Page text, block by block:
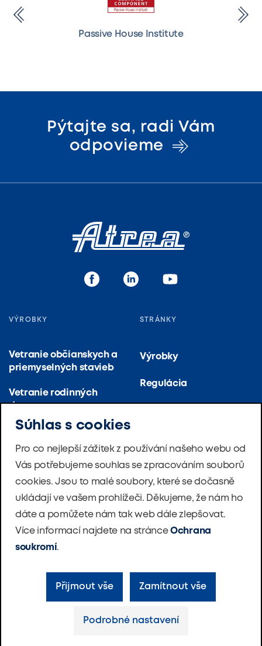
Passive House Institute
odpovieme
VÝROBKY
Vetranie občianskych a
priemyselných stavieb
Vetranie rodinných
domov
Vetranie a klimatizácia
(veľko) kuchýň
Vetranie bytových
domov
Vetranie škôl
Tepelné čerpadlá
Master Therm
STRÁNKY
Výrobky
Regulácia
Novinky
Nadácia
Súhlas s cookies
Pro co nejlepší zážitek z používání našeho webu od
Vás potřebujeme souhlas se zpracováním souborů
cookies. Jsou to malé soubory, které se dočasně
ukládají ve vašem prohlížeči. Děkujeme, že nám ho
dáte a pomůžete nám tak web dále zlepšovat.
Více informací najdete na stránceOchrana
soukromí.
Přijmout vše Zamítnout vše
Podrobné nastavení